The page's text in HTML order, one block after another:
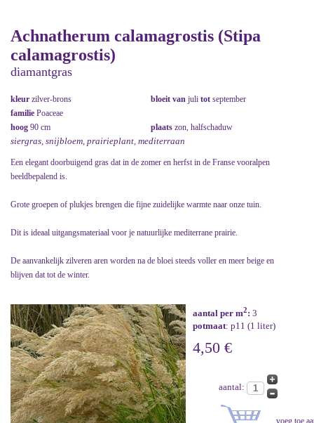
Achnatherum calamagrostis (Stipa
calamagrostis)
diamantgras
kleur zilver-brons bloeit van juli tot september
familie Poaceae
hoog 90 cm plaats zon, halfschaduw
siergras, snijbloem, prairieplant, mediterraan
Een elegant doorbuigend gras dat in de zomer en herfst in de Franse vooralpen
beeldbepalend is.
Grote groepen of plukjes brengen die fijne zuidelijke warmte naar onze tuin.
Dit is ideaal uitgangsmateriaal voor je natuurlijke mediterrane prairie.
De aanvankelijk zilveren aren worden na de bloei steeds voller en meer beige en
blijven dat tot de winter.
aantal per m2: 3
potmaat: p11 (1 liter)
4,50 €
aantal: